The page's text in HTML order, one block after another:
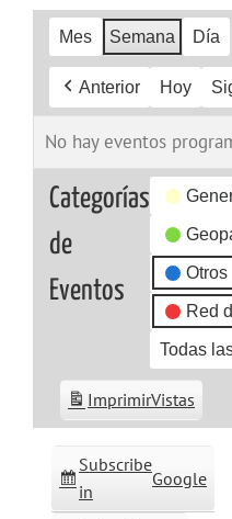
Mes Semana Día
Anterior Hoy
No hay eventos
Categorías
de
Eventos
Otros
Red
Todas
Subscribe
in
Google
ImprimirVistas